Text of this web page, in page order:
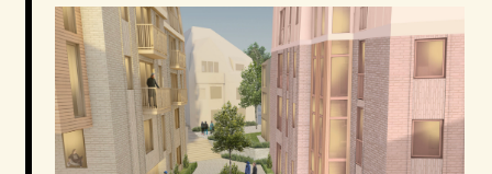
Funksjon
Bolig og næring
Oppdragsgiver
Kronstadaasen AS
Kontakt